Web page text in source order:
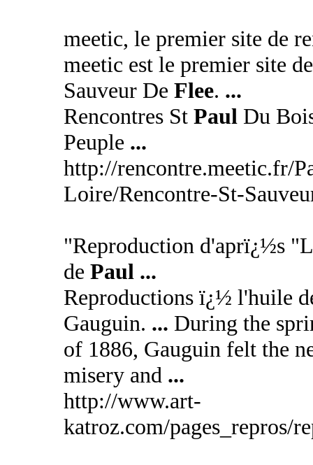
meetic, le premier site de
meetic est le premier site
Sauveur De Flee. ...
Rencontres St Paul Du
Peuple ...
http://rencontre.meetic.fr/
Loire/Rencontre-St-
"Reproduction d'aprï¿½s
de Paul ...
Reproductions ï¿½ l'huile
Gauguin. ... During the
of 1886, Gauguin felt the
misery and ...
http://www.art-
katroz.com/pages_repros/